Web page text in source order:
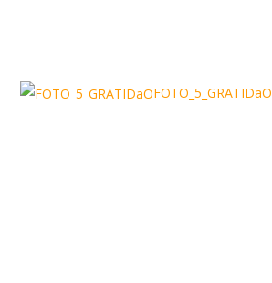
FOTO_5_GRATIDaO